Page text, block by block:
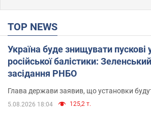
TOP NEWS
Україна буде знищувати пускові
російської балістики:
засідання РНБО
Глава держави заявив, що установки
5.08.2026 18:04 125,2 т.